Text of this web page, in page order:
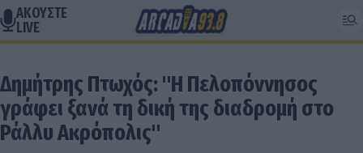
ΑΚΟΥΣΤΕ
LIVE
Δημήτρης Πτωχός: "Η Πελοπόννησος
γράφει ξανά τη δική της διαδρομή στο
Ράλλυ Ακρόπολις"